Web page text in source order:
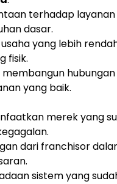
terhadap
dasar.
yang lebih
fisik.
yang baik.
merek yang
dari franchisor
sistem yang